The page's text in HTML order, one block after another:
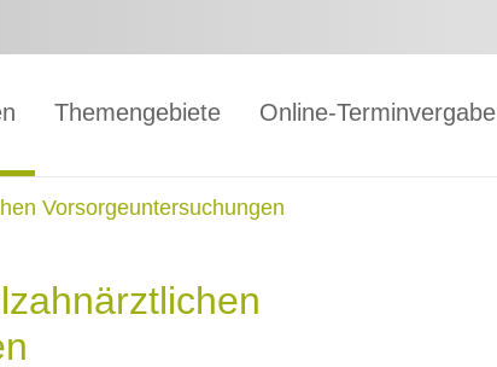
Themengebiete Online-Terminvergabe
Vorsorgeuntersuchungen